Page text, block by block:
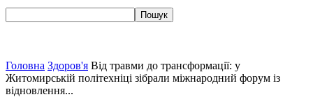
Головна Здоров'я Від травми до трансформації: у
Житомирській політехніці зібрали міжнародний форум із
відновлення...